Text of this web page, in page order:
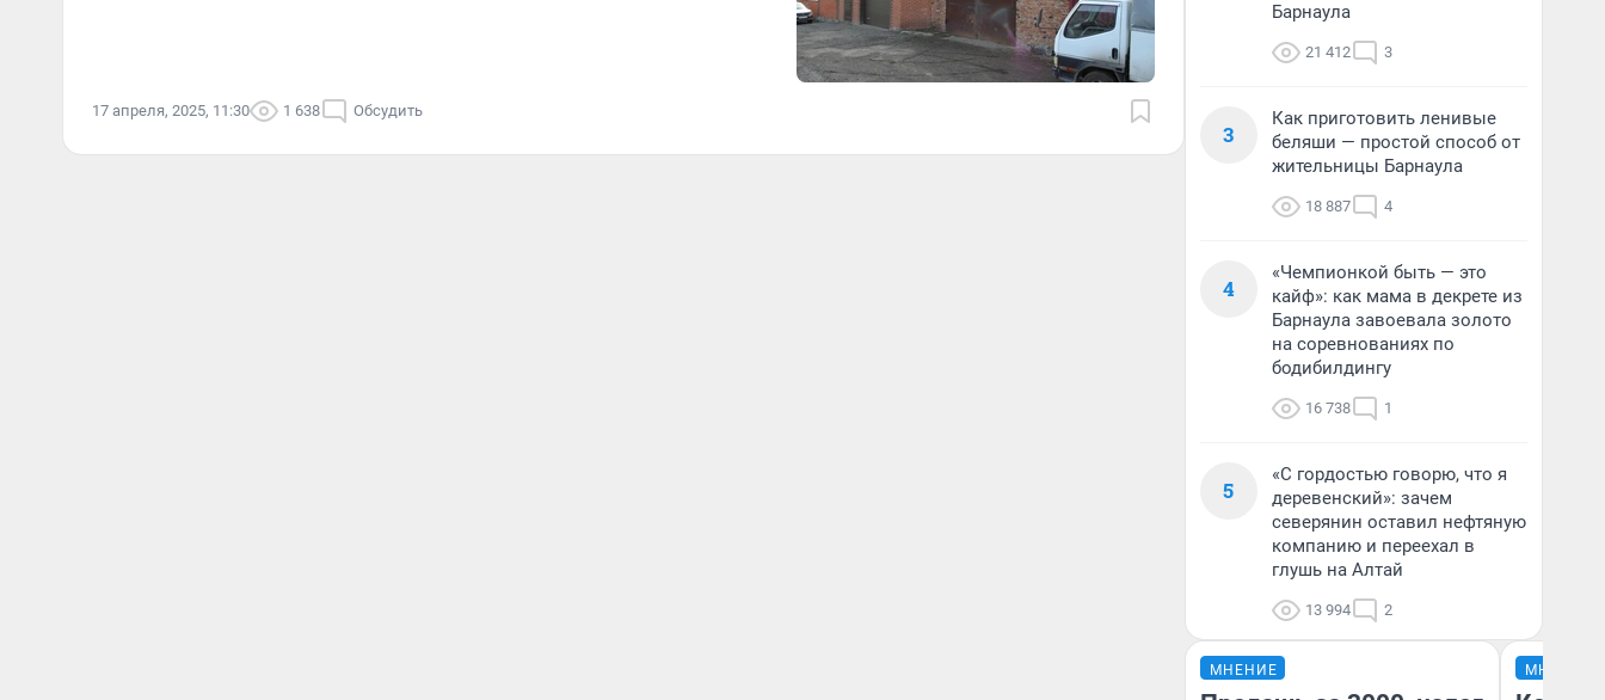
17 апреля, 2025, 11:30 1 638 Обсудить
Барнаула
21 412 3
3
Как приготовить ленивые
беляши — простой способ от
жительницы Барнаула
18 887 4
4
«Чемпионкой быть — это
кайф»: как мама в декрете из
Барнаула завоевала золото
на соревнованиях по
бодибилдингу
16 738 1
5
«С гордостью говорю, что я
деревенский»: зачем
северянин оставил нефтяную
компанию и переехал в
глушь на Алтай
13 994 2
МНЕНИЕ МНЕНИЕ